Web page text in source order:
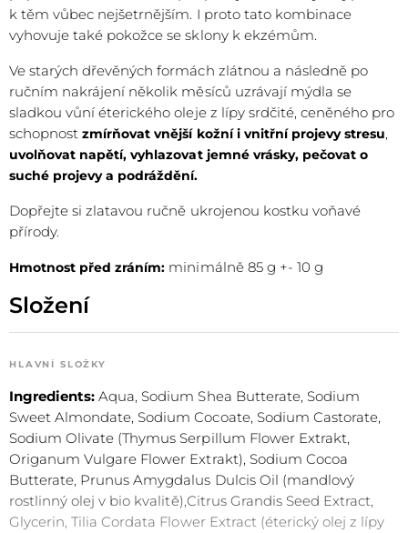
k těm vůbec nejšetrnějším. I proto tato kombinace
vyhovuje také pokožce se sklony k ekzémům.
Ve starých dřevěných formách zlátnou a následně po
ručním nakrájení několik měsíců uzrávají mýdla se
sladkou vůní éterického oleje z lípy srdčité, ceněného pro
schopnostzmírňovat vnější kožní i vnitřní projevy stresu,
uvolňovat napětí, vyhlazovat jemné vrásky, pečovat o
suché projevy a podráždění.
Dopřejte si zlatavou ručně ukrojenou kostku voňavé
přírody.
Hmotnost před zráním: minimálně 85 g +- 10 g
Složení
HLAVNÍ SLOŽKY
Ingredients: Aqua, Sodium Shea Butterate, Sodium
Sweet Almondate, Sodium Cocoate, Sodium Castorate,
Sodium Olivate (Thymus Serpillum Flower Extrakt,
Origanum Vulgare Flower Extrakt), Sodium Cocoa
Butterate, Prunus Amygdalus Dulcis Oil (mandlový
rostlinný olej v bio kvalitě),Citrus Grandis Seed Extract,
Glycerin, Tilia Cordata Flower Extract (éterický olej z lípy